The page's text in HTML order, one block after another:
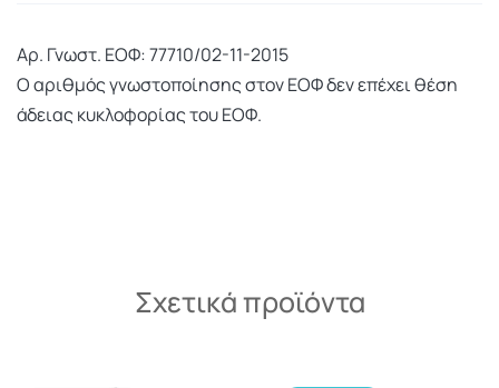
Αρ. Γνωστ. ΕΟΦ: 77710/02-11-2015
Ο αριθμός γνωστοποίησης στον ΕΟΦ δεν επέχει θέση
άδειας κυκλοφορίας του ΕΟΦ.
Σχετικά προϊόντα